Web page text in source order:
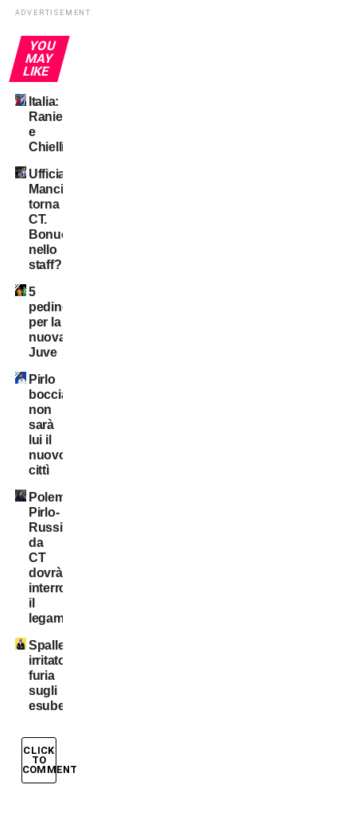
ADVERTISEMENT
YOU
MAY
LIKE
Italia:
Ranieri
e
Chiellini?
Ufficiale:
Mancini
torna
CT.
Bonucci
nello
staff?
5
pedine
per la
nuova
Juve
Pirlo
bocciato:
non
sarà
lui il
nuovo
cittì
Polemica
Pirlo-
Russia:
da
CT
dovrà
interrompere
il
legame
Spalletti
irritato:
furia
sugli
esuberi!
CLICK
TO
COMMENT